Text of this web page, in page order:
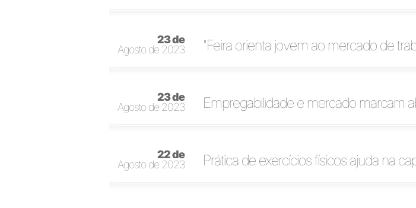
23 de
Agosto de 2023
"Feira orienta jovem ao mercado de
23 de
Agosto de 2023
Empregabilidade e mercado marcam
22 de
Agosto de 2023
Prática de exercícios físicos ajuda na